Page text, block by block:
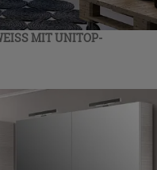
MIT UNITOP-